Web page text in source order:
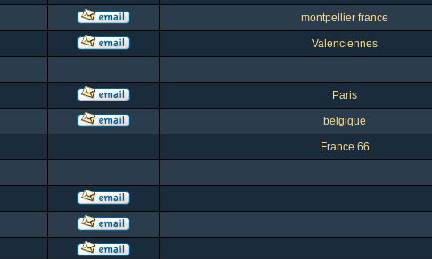
montpellier france
Valenciennes
Paris
belgique
France 66